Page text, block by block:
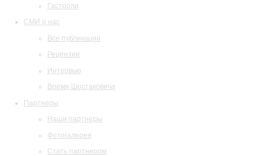
Гастроли
СМИ о нас
Все публикации
Рецензии
Интервью
Время Шостаковича
Партнеры
Наши партнеры
Фотогалерея
Стать партнером